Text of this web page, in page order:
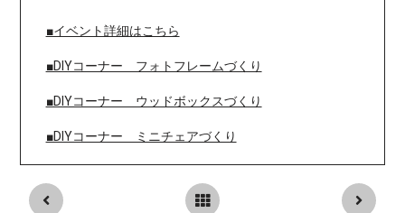
■イベント詳細はこちら
■DIYコーナー フォトフレームづくり
■DIYコーナー ウッドボックスづくり
■DIYコーナー ミニチェアづくり